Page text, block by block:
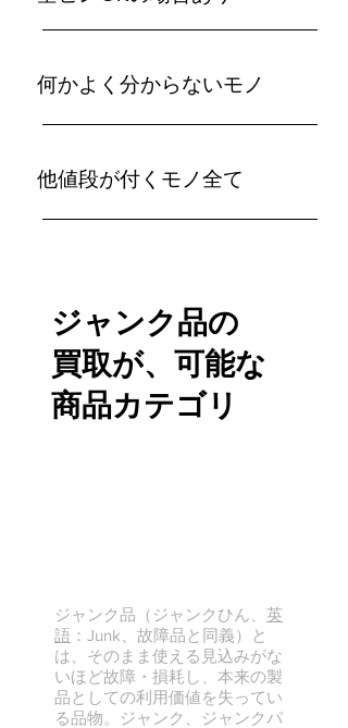
何かよく分からないモノ
​他値段が付くモノ全て
ジャンク品の
買取が、可能な
​商品カテゴリ
ジャンク品（ジャンクひん、 英
語 ：Junk、故障品と同義）と
は、そのまま使える見込みがな
いほど故障・損耗し、本来の製
品としての利用価値を失ってい
る品物。ジャンク、ジャンクパ